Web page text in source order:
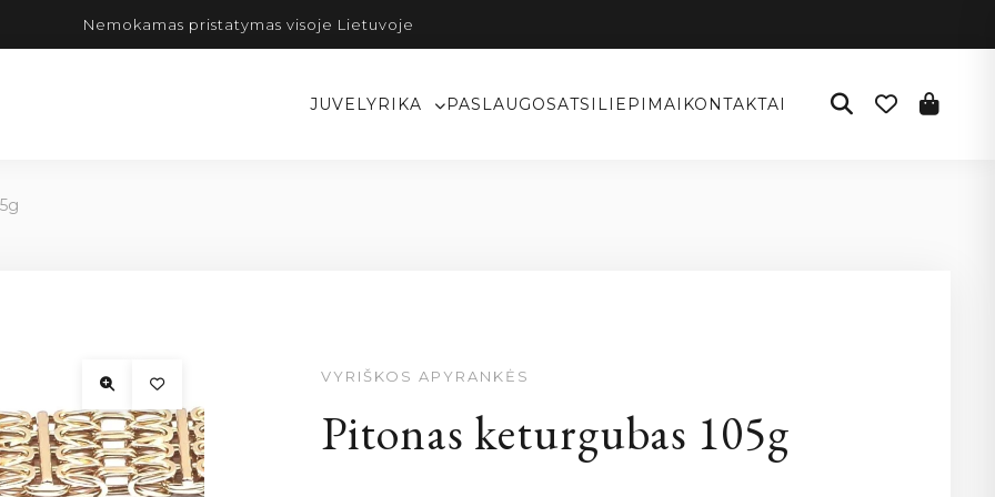
Nemokamas pristatymas visoje Lietuvoje
JUVELYRIKA PASLAUGOSATSILIEPIMAI KONTAKTAI
VYRIŠKOS APYRANKĖS
Pitonas keturgubas 105g